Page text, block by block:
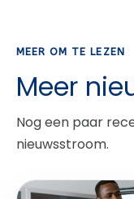
MEER OM TE LEZEN
Meer
Nog een paar
nieuwsstroom.